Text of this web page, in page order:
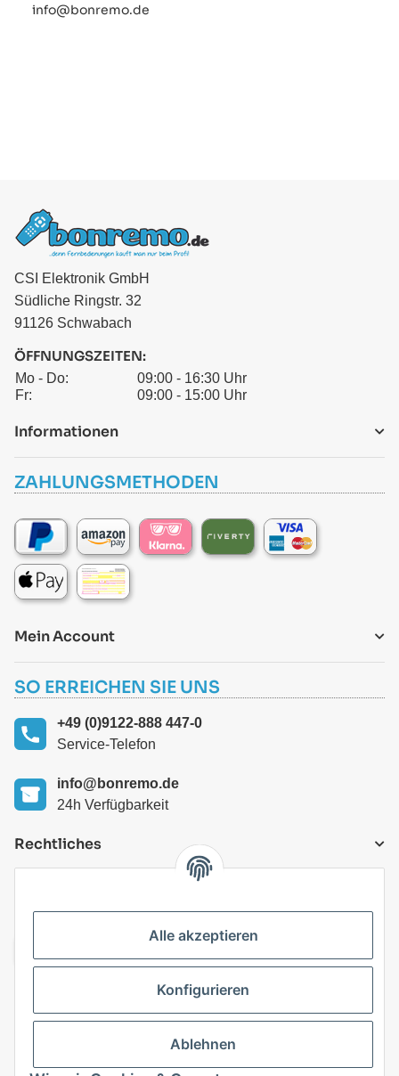
info@bonremo.de
CSI Elektronik GmbH
Südliche Ringstr. 32
91126 Schwabach
ÖFFNUNGSZEITEN:
Mo - Do:
09:00 - 16:30 Uhr
Fr:
09:00 - 15:00 Uhr
Informationen
ZAHLUNGSMETHODEN
Mein Account
SO ERREICHEN SIE UNS
+49 (0)9122-888 447-0
Service-Telefon
info@bonremo.de
24h Verfügbarkeit
Rechtliches
Vertrag widerrufen
Alle akzeptieren
Konfigurieren
Ablehnen